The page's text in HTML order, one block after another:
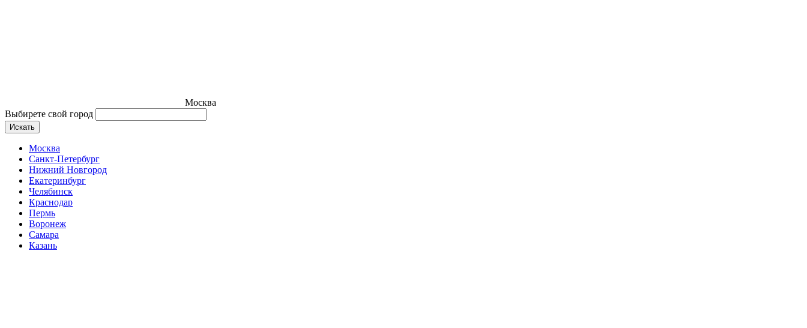
Москва
Выбирете свой город
Искать
Москва
Санкт-Петербург
Нижний Новгород
Екатеринбург
Челябинск
Краснодар
Пермь
Воронеж
Самара
Казань